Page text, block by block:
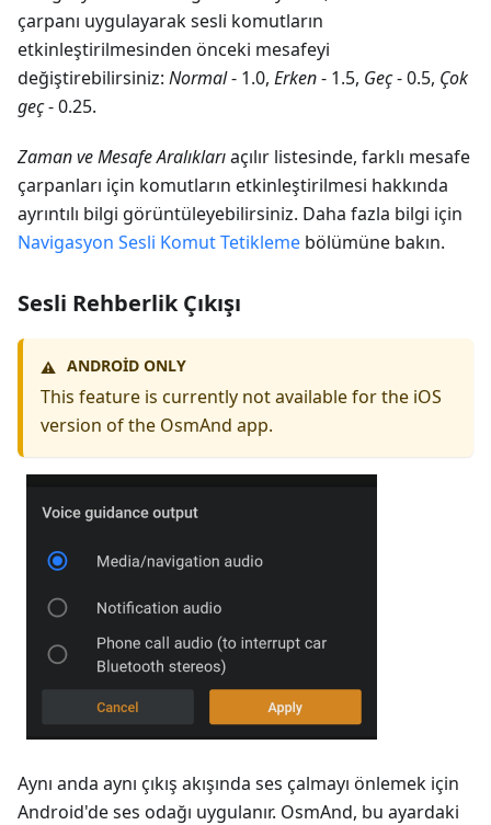
çarpanı uygulayarak sesli komutların
etkinleştirilmesinden önceki mesafeyi
değiştirebilirsiniz: Normal- 1.0, Erken- 1.5, Geç- 0.5, Çok
geç- 0.25.
Zaman ve Mesafe Aralıklarıaçılır listesinde, farklı mesafe
çarpanları için komutların etkinleştirilmesi hakkında
ayrıntılı bilgi görüntüleyebilirsiniz. Daha fazla bilgi için
Navigasyon Sesli Komut Tetikleme bölümüne bakın.
Sesli Rehberlik Çıkışı
⚠️ ANDROID ONLY
This feature is currently not available for the iOS
version of the OsmAnd app.
Aynı anda aynı çıkış akışında ses çalmayı önlemek için
Android'de ses odağı uygulanır. OsmAnd, bu ayardaki